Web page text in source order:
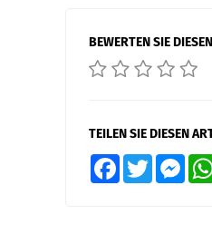
BEWERTEN SIE
TEILEN SIE DIESEN
FacebookTwitter